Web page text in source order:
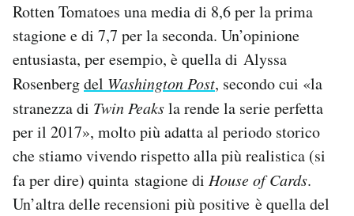
Rotten Tomatoes una media di 8,6 per la prima
stagione e di 7,7 per la seconda. Un’opinione
entusiasta, per esempio, è quella di Alyssa
Rosenbergdel Washington Post, secondo cui «la
stranezza di Twin Peaksla rende la serie perfetta
per il 2017», molto più adatta al periodo storico
che stiamo vivendo rispetto alla più realistica (si
fa per dire) quinta stagione di House of Cards.
Un’altra delle recensioni più positive è quella del